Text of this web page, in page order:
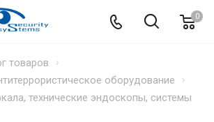
0
товаров
оборудование
технические эндоскопы, системы